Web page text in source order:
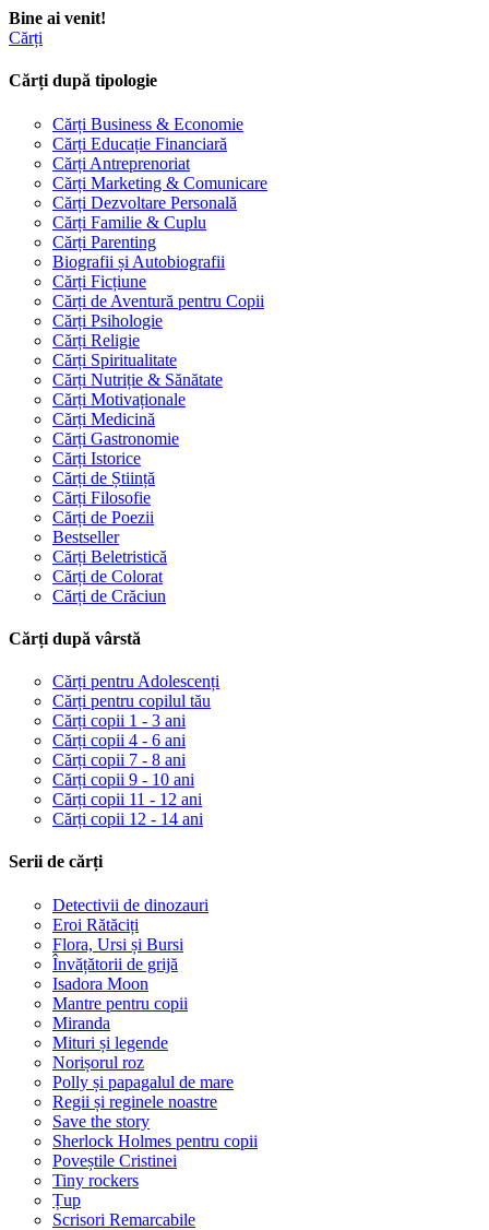
Bine ai venit!
Cărți
Cărți după tipologie
Cărți Business & Economie
Cărți Educație Financiară
Cărți Antreprenoriat
Cărți Marketing & Comunicare
Cărți Dezvoltare Personală
Cărți Familie & Cuplu
Cărți Parenting
Biografii și Autobiografii
Cărți Ficțiune
Cărți de Aventură pentru Copii
Cărți Psihologie
Cărți Religie
Cărți Spiritualitate
Cărți Nutriție & Sănătate
Cărți Motivaționale
Cărți Medicină
Cărți Gastronomie
Cărți Istorice
Cărți de Știință
Cărți Filosofie
Cărți de Poezii
Bestseller
Cărți Beletristică
Cărți de Colorat
Cărți de Crăciun
Cărți după vârstă
Cărți pentru Adolescenți
Cărți pentru copilul tău
Cărți copii 1 - 3 ani
Cărți copii 4 - 6 ani
Cărți copii 7 - 8 ani
Cărți copii 9 - 10 ani
Cărți copii 11 - 12 ani
Cărți copii 12 - 14 ani
Serii de cărți
Detectivii de dinozauri
Eroi Rătăciți
Flora, Ursi și Bursi
Învățătorii de grijă
Isadora Moon
Mantre pentru copii
Miranda
Mituri și legende
Norișorul roz
Polly și papagalul de mare
Regii și reginele noastre
Save the story
Sherlock Holmes pentru copii
Poveștile Cristinei
Tiny rockers
Țup
Scrisori Remarcabile